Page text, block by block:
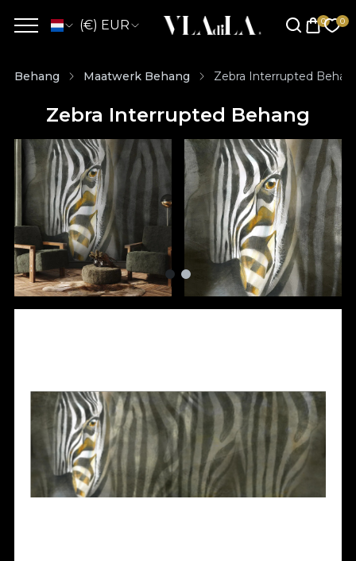
(€) EUR
Behang Maatwerk Behang Zebra Interrupted
Zebra Interrupted Behang